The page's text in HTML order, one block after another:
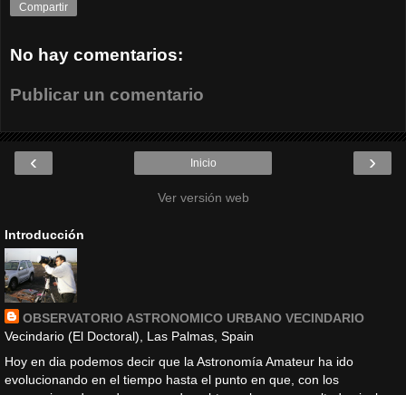
Compartir
No hay comentarios:
Publicar un comentario
‹ ›
Inicio
Ver versión web
Introducción
OBSERVATORIO ASTRONOMICO URBANO VECINDARIO
Vecindario (El Doctoral), Las Palmas, Spain
Hoy en dia podemos decir que la Astronomía Amateur ha ido
evolucionando en el tiempo hasta el punto en que, con los